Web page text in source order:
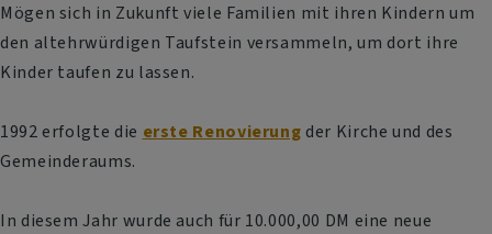
Mögen sich in Zukunft viele Familien mit ihren Kindern um
den altehrwürdigen Taufstein versammeln, um dort ihre
Kinder taufen zu lassen.
1992 erfolgte die erste Renovierungder Kirche und des
Gemeinderaums.
In diesem Jahr wurde auch für 10.000,00 DM eine neue